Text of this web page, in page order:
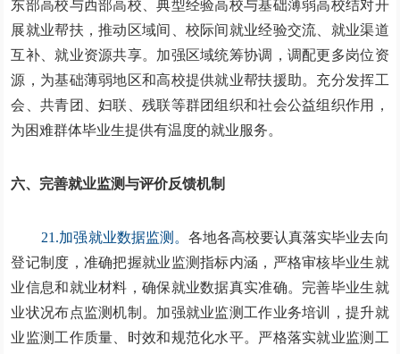
东部高校与西部高校、典型经验高校与基础薄弱高校结对开
展就业帮扶，推动区域间、校际间就业经验交流、就业渠道
互补、就业资源共享。加强区域统筹协调，调配更多岗位资
源，为基础薄弱地区和高校提供就业帮扶援助。充分发挥工
会、共青团、妇联、残联等群团组织和社会公益组织作用，
为困难群体毕业生提供有温度的就业服务。
六、完善就业监测与评价反馈机制
21.加强就业数据监测。 各地各高校要认真落实毕业去向
登记制度，准确把握就业监测指标内涵，严格审核毕业生就
业信息和就业材料，确保就业数据真实准确。完善毕业生就
业状况布点监测机制。加强就业监测工作业务培训，提升就
业监测工作质量、时效和规范化水平。严格落实就业监测工